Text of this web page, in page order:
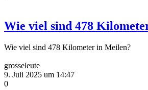
Wie viel sind 478
Wie viel sind 478 Kilometer in Meilen?
grosseleute
9. Juli 2025 um 14:47
0